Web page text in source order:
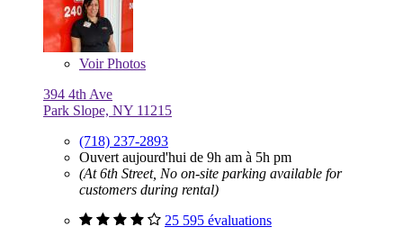
VoirPhotos
394 4th Ave
Park Slope, NY 11215
(718) 237-2893
Ouvert aujourd'hui de 9h am à 5h pm
(At 6th Street, No on-site parking available for
customers during rental)
25 595 évaluations